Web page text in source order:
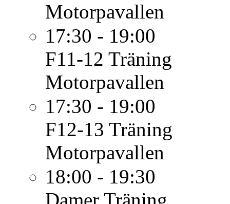
Motorpavallen
17:30 - 19:00
F11-12 Träning
Motorpavallen
17:30 - 19:00
F12-13 Träning
Motorpavallen
18:00 - 19:30